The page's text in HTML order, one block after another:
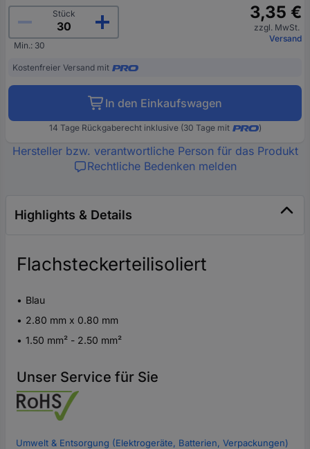
Stück
Min.: 30
3,35 €
zzgl. MwSt.
Versand
Kostenfreier Versand mit
In den Einkaufswagen
14 Tage Rückgaberecht inklusive (30 Tage mit )
Hersteller bzw. verantwortliche Person für das Produkt
Rechtliche Bedenken melden
Highlights & Details
Flachsteckerteilisoliert
Blau
2.80 mm x 0.80 mm
1.50 mm² - 2.50 mm²
Unser Service für Sie
Umwelt & Entsorgung (Elektrogeräte, Batterien, Verpackungen)